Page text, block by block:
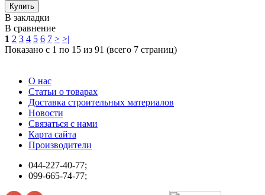
В закладки
В сравнение
1 2 3 4 5 6 7 > >|
Показано с 1 по 15 из 91 (всего 7 страниц)
О нас
Статьи о товарах
Доставка строительных материалов
Новости
Связаться с нами
Карта сайта
Производители
044-227-40-77;
099-665-74-77;